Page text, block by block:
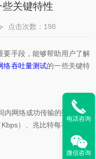
关键特性
点击次数：198
手段，能够帮助用户了解
络吞吐量测试的一些关键特
网络成功传输的数据量，
）、兆比特每秒（Mbp
电话咨询
微信咨询